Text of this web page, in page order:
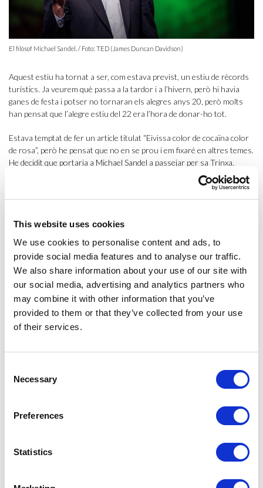
This website uses cookies
We use cookies to personalise content and ads, to
provide social media features and to analyse our traffic.
We also share information about your use of our site with
our social media, advertising and analytics partners who
may combine it with other information that you’ve
provided to them or that they’ve collected from your use
of their services.
Selection
Necessary
Preferences
Statistics
El filòsof Michael Sandel. / Foto: TED (James Duncan Davidson)
Aquest estiu ha tornat a ser, com estava previst, un estiu de rècords
turístics. Ja veurem què passa a la tardor i a l’hivern, però hi havia
ganes de festa i potser no tornaran els alegres anys 20, però molts
han pensat que l’alegre estiu del 22 era l’hora de donar-ho tot.
Estava temptat de fer un article titulat “Eivissa color de cocaïna color
de rosa”, però he pensat que no en se prou i em fixaré en altres temes.
He decidit que portaria a Michael Sandel a passejar per sa Trinxa.
Michael Sandel és un filòsof, professor de la Universitat de Harvard i
un dels màxims especialistes mundials en la teoria de la justícia. Sandel
sobre els límits morals dels mercats, en el que desenvolupa algunes
Està clar que els mercats són la millor manera que hem descobert els
humans per produir i distribuir la major part de béns i serveis. Però
els mercats no funcionen sempre bé…
Continua llegint →
International Business and Marketing (GNMI)